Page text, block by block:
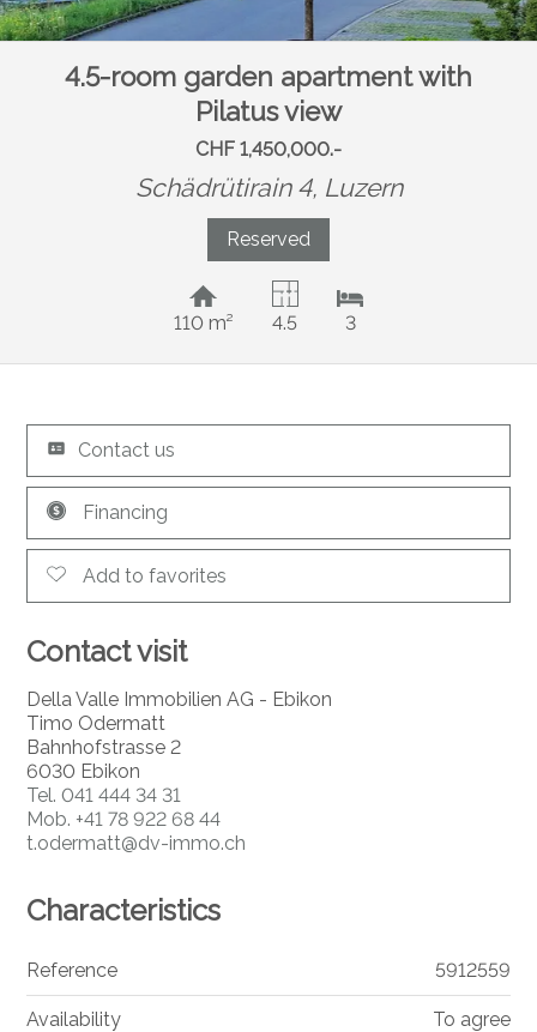
4.5-room garden apartment with
Pilatus view
CHF 1,450,000.-
Schädrütirain 4, Luzern
Reserved
110 m² 4.5 3
Contact us
Financing
Add to favorites
Contact visit
Della Valle Immobilien AG - Ebikon
Timo Odermatt
Bahnhofstrasse 2
6030 Ebikon
Tel.041 444 34 31
Mob. +41 78 922 68 44
t.odermatt@dv-immo.ch
Characteristics
Reference 5912559
Availability To agree